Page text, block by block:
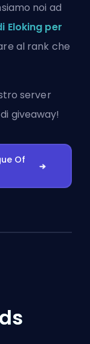
noi ad
Eloking per
al rank che
server
giveaway!
Of